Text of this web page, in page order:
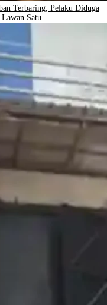
Terbaring, Pelaku Diduga
Satu